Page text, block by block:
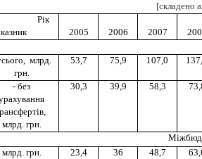
[складено
Рік
2005 2006 2007
млрд.
грн.
53,7 75,9 107,0
- без
млрд. грн.
30,3 39,9 58,3
млрд. грн.
23,4 36 48,7